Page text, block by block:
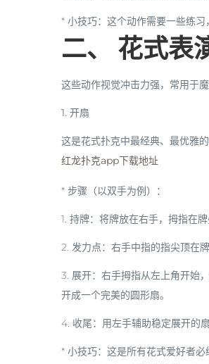
* 小技巧：这个动作需要一些练
二、 花式表
这些动作视觉冲击力强，常用于
1. 开扇
这是花式扑克中最经典、最优雅
红龙扑克app下载地址
* 步骤（以双手为例）：
1. 持牌：将牌放在右手，拇指在
2. 发力点：右手中指的指尖顶在
3. 展开：右手拇指从左上角开始
开成一个完美的圆形扇。
4. 收尾：用左手辅助稳定展开的扇
* 小技巧：这是所有花式爱好者